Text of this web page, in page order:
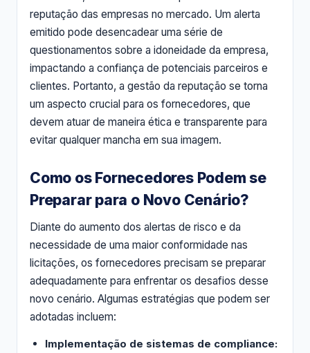
reputação das empresas no mercado. Um alerta
emitido pode desencadear uma série de
questionamentos sobre a idoneidade da empresa,
impactando a confiança de potenciais parceiros e
clientes. Portanto, a gestão da reputação se torna
um aspecto crucial para os fornecedores, que
devem atuar de maneira ética e transparente para
evitar qualquer mancha em sua imagem.
Como os Fornecedores Podem se
Preparar para o Novo Cenário?
Diante do aumento dos alertas de risco e da
necessidade de uma maior conformidade nas
licitações, os fornecedores precisam se preparar
adequadamente para enfrentar os desafios desse
novo cenário. Algumas estratégias que podem ser
adotadas incluem:
Implementação de sistemas de compliance: